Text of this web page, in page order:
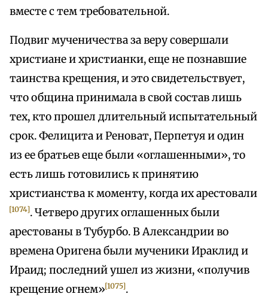
вместе с тем требовательной.
Подвиг мученичества за веру совершали
христиане и христианки, еще не познавшие
таинства крещения, и это свидетельствует,
что община принимала в свой состав лишь
тех, кто прошел длительный испытательный
срок. Фелицита и Реноват, Перпетуя и один
из ее братьев еще были «оглашенными», то
есть лишь готовились к принятию
христианства к моменту, когда их арестовали
[1074]. Четверо других оглашенных были
арестованы в Тубурбо. В Александрии во
времена Оригена были мученики Ираклид и
Ираид; последний ушел из жизни, «получив
крещение огнем»[1075].